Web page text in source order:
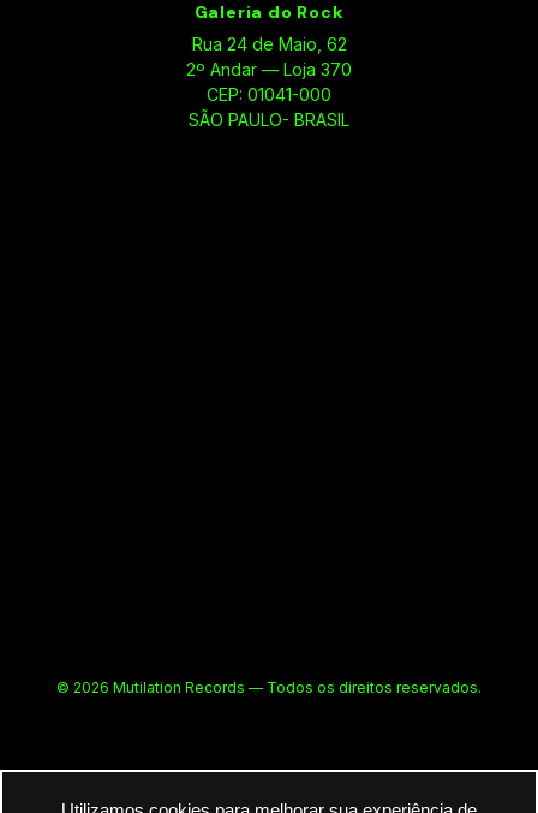
Galeria do Rock
Rua 24 de Maio, 62
2º Andar — Loja 370
CEP: 01041-000
SÃO PAULO- BRASIL
© 2026 Mutilation Records — Todos os direitos reservados.